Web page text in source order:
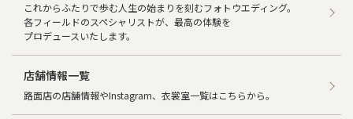
これからふたりで歩む人生の始まりを刻むフォトウエディング。
各フィールドのスペシャリストが、最高の体験を
プロデュースいたします。
店舗情報一覧
路面店の店舗情報やInstagram、衣裳室一覧はこちらから。